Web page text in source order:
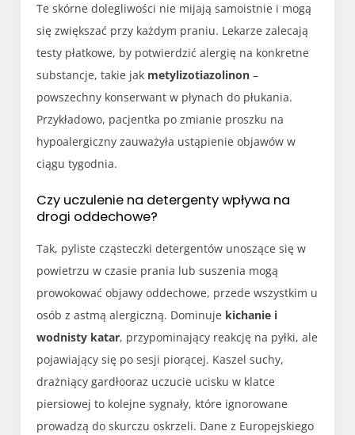
Te skórne dolegliwości nie mijają samoistnie i mogą
się zwiększać przy każdym praniu. Lekarze zalecają
testy płatkowe, by potwierdzić alergię na konkretne
substancje, takie jak metylizotiazolinon –
powszechny konserwant w płynach do płukania.
Przykładowo, pacjentka po zmianie proszku na
hypoalergiczny zauważyła ustąpienie objawów w
ciągu tygodnia.
Czy uczulenie na detergenty wpływa na
drogi oddechowe?
Tak, pyliste cząsteczki detergentów unoszące się w
powietrzu w czasie prania lub suszenia mogą
prowokować objawy oddechowe, przede wszystkim u
osób z astmą alergiczną. Dominuje kichanie i
wodnisty katar, przypominający reakcję na pyłki, ale
pojawiający się po sesji piorącej. Kaszel suchy,
drażniący gardłooraz uczucie ucisku w klatce
piersiowej to kolejne sygnały, które ignorowane
prowadzą do skurczu oskrzeli. Dane z Europejskiego